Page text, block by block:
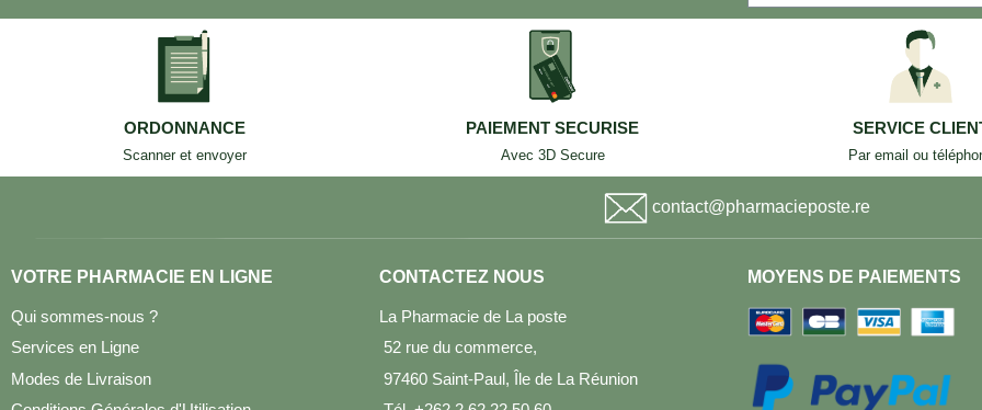
ORDONNANCE
Scanner et envoyer
PAIEMENT SECURISE
Avec 3D Secure
SERVICE
Par email ou
contact@pharmacieposte.re
VOTRE PHARMACIE EN LIGNE
Qui sommes-nous ?
Services en Ligne
Modes de Livraison
CONTACTEZ NOUS
La Pharmacie de La poste
52 rue du commerce,
97460 Saint-Paul, Île de La Réunion
MOYENS DE PAIEMENTS